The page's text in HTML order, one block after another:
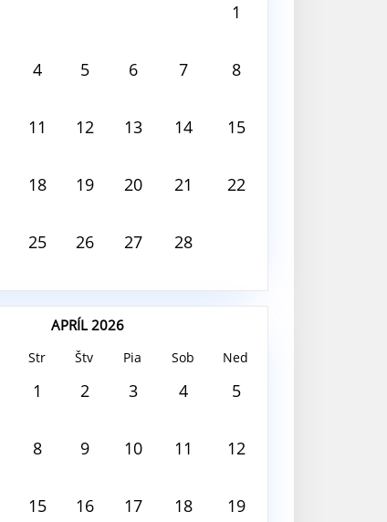
1
4 5 6 7 8
11 12 13 14 15
18 19 20 21 22
25 26 27 28
APRÍL 2026
Str Štv Pia Sob Ned
1 2 3 4 5
8 9 10 11 12
15 16 17 18 19